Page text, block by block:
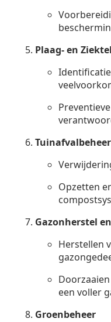
Plaag- en
Opzetten
Gazonherstel
Herstellen
een voller
Groenbeheer